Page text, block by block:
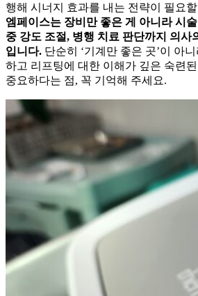
행해 시너지 효과를 내는 전략이 필요
엠페이스는 장비만 좋은 게 아니라 시
중 강도 조절, 병행 치료 판단까지 의사
입니다. 단순히 ‘기계만 좋은 곳’이 아
하고 리프팅에 대한 이해가 깊은 숙련
중요하다는 점, 꼭 기억해 주세요.